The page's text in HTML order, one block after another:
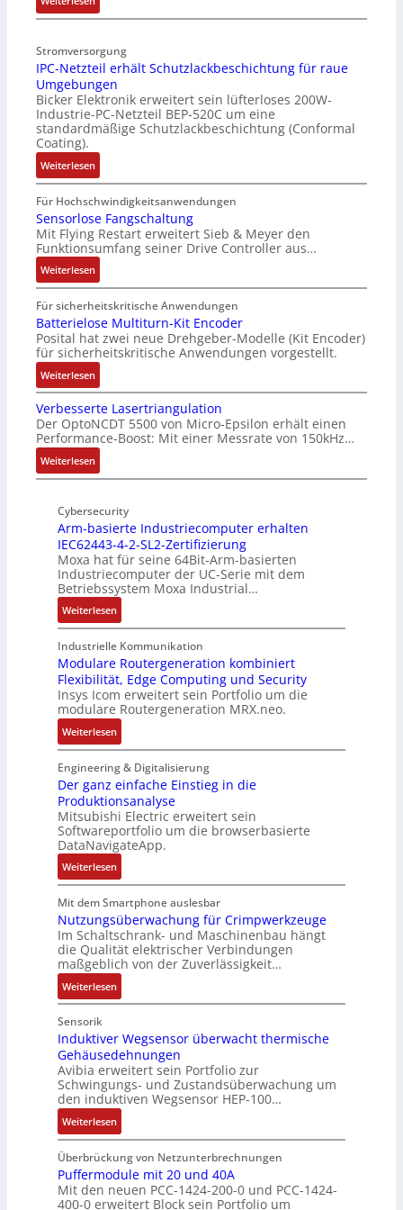
2
-
r
g
e
b
n
s
s
b
e
s
t
ä
i
g
e
n
J
a
h
r
e
s
z
e
l
e
s
-
n
d
M
a
r
e
n
g
l
e
i
e
r
b
e
i
S
P
N
R
c
k
g
r
a
t
d
e
r
F
a
b
r
i
k
R
s
e
S
y
s
t
e
m
t
e
c
h
n
i
k
-
G
e
s
c
h
ä
f
t
s
f
h
r
e
r
z
u
m
V
o
r
s
t
a
n
d
d
e
s
V
D
M
A
E
l
e
k
t
r
i
s
c
h
e
A
u
t
o
a
t
i
Stromversorgung
IPC-Netzteil erhält Schutzlackbeschichtung für raue
Umgebungen
Bicker Elektronik erweitert sein lüfterloses 200W-
Industrie-PC-Netzteil BEP-520C um eine
standardmäßige Schutzlackbeschichtung (Conformal
Coating).
Weiterlesen:
I
P
C
N
t
t
e
i
e
r
h
ä
t
h
u
t
z
l
a
c
k
b
e
s
c
h
i
h
t
u
n
g
f
ü
r
r
a
u
e
U
m
g
e
b
u
n
g
e
n
Für Hochschwindigkeitsanwendungen
Sensorlose Fangschaltung
Mit Flying Restart erweitert Sieb & Meyer den
Funktionsumfang seiner Drive Controller aus…
Weiterlesen:
S
e
n
s
o
l
o
s
e
a
g
s
c
h
a
l
t
u
n
g
Für sicherheitskritische Anwendungen
Batterielose Multiturn-Kit Encoder
Posital hat zwei neue Drehgeber-Modelle (Kit Encoder)
für sicherheitskritische Anwendungen vorgestellt.
Weiterlesen:
B
a
t
t
e
r
e
l
o
s
e
M
u
l
t
i
t
u
r
n
-
K
i
t
E
n
c
o
d
e
r
Verbesserte Lasertriangulation
Der OptoNCDT 5500 von Micro-Epsilon erhält einen
Performance-Boost: Mit einer Messrate von 150kHz…
Weiterlesen:
V
r
b
e
s
s
e
r
t
e
L
a
s
e
r
t
r
i
a
n
g
u
l
a
t
i
o
n
Cybersecurity
Arm-basierte Industriecomputer erhalten
IEC62443-4-2-SL2-Zertifizierung
Moxa hat für seine 64Bit-Arm-basierten
Industriecomputer der UC-Serie mit dem
Betriebssystem Moxa Industrial…
Weiterlesen:
A
r
m
-
b
a
s
i
e
r
t
e
I
n
d
u
s
t
r
i
e
c
o
p
u
t
e
r
e
r
h
a
l
Industrielle Kommunikation
Modulare Routergeneration kombiniert
Flexibilität, Edge Computing und Security
Insys Icom erweitert sein Portfolio um die
modulare Routergeneration MRX.neo.
Weiterlesen:
M
o
d
u
l
a
r
e
R
o
u
t
e
r
g
e
e
r
a
t
i
o
n
k
o
m
Engineering & Digitalisierung
Der ganz einfache Einstieg in die
Produktionsanalyse
Mitsubishi Electric erweitert sein
Softwareportfolio um die browserbasierte
DataNavigateApp.
Weiterlesen:
D
e
r
g
a
n
z
e
n
f
a
c
h
e
E
i
n
s
Mit dem Smartphone auslesbar
Nutzungsüberwachung für Crimpwerkzeuge
Im Schaltschrank- und Maschinenbau hängt
die Qualität elektrischer Verbindungen
maßgeblich von der Zuverlässigkeit…
Weiterlesen:
N
t
z
u
n
g
s
ü
b
e
r
Sensorik
Induktiver Wegsensor überwacht thermische
Gehäusedehnungen
Avibia erweitert sein Portfolio zur
Schwingungs- und Zustandsüberwachung um
den induktiven Wegsensor HEP-100…
Weiterlesen:
I
n
d
u
k
Überbrückung von Netzunterbrechnungen
Puffermodule mit 20 und 40A
Mit den neuen PCC-1424-200-0 und PCC-1424-
400-0 erweitert Block sein Portfolio um